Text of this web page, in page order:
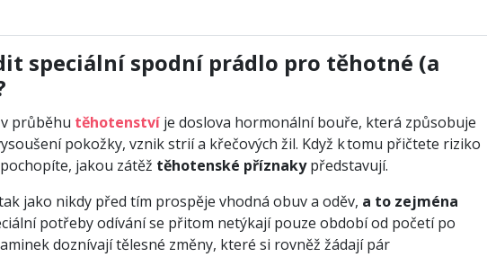
speciální spodní prádlo pro těhotné (a
průběhu těhotenství je doslova hormonální bouře, která způsobuje
pokožky, vznik strií a křečových žil. Když k tomu přičtete riziko
jakou zátěž těhotenské příznakypředstavují.
jako nikdy před tím prospěje vhodná obuv a oděv, a to zejména
potřeby odívání se přitom netýkají pouze období od početí po
doznívají tělesné změny, které si rovněž žádají pár